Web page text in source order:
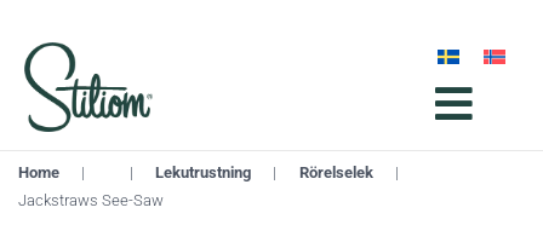
Home | | Lekutrustning | Rörelselek
|
Jackstraws See-Saw